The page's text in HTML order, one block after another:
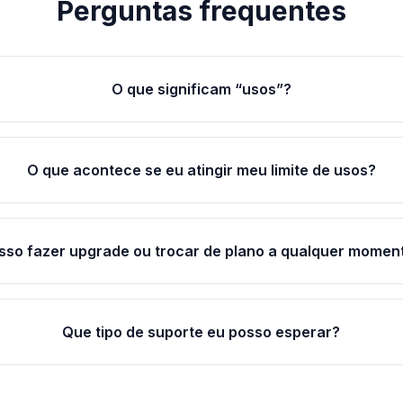
Perguntas frequentes
O que significam “usos”?
O que acontece se eu atingir meu limite de usos?
fazer upgrade ou trocar de plano a qualquer
Que tipo de suporte eu posso esperar?